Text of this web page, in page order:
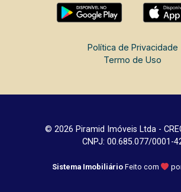
Política de Privacidade
Termo de Uso
© 2026 Piramid Imóveis Ltda -
CNPJ: 00.685.077/0001-
Sistema Imobiliário Feito com